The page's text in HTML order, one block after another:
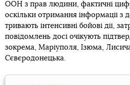
ООН з прав людини, фактичні
оскільки отримання інформації з
тривають інтенсивні бойові дії,
повідомлень досі очікують
зокрема, Маріуполя, Ізюма,
Сєвєродонецька.